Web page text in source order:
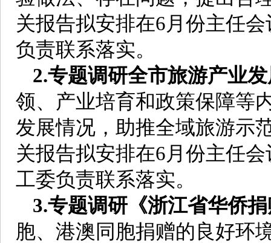
关报告拟安排在6月份主任
负责联系落实。
2.专题调研全市旅游产业
领、产业培育和政策保障等
发展情况，助推全域旅游示
关报告拟安排在6月份主任
工委负责联系落实。
3.专题调研《浙江省华侨
胞、港澳同胞捐赠的良好环